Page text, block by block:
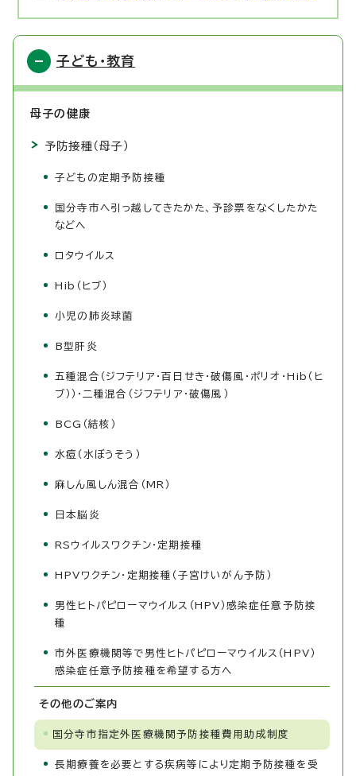
子ども・教育
母子の健康
予防接種（母子）
子どもの定期予防接種
国分寺市へ引っ越してきたかた、予診票をなくしたかた
などへ
ロタウイルス
Hib（ヒブ）
小児の肺炎球菌
B型肝炎
五種混合（ジフテリア・百日せき・破傷風・ポリオ・Hib（ヒ
ブ））・二種混合（ジフテリア・破傷風）
BCG（結核）
水痘（水ぼうそう）
麻しん風しん混合（MR）
日本脳炎
RSウイルスワクチン・定期接種
HPVワクチン・定期接種（子宮けいがん予防）
男性ヒトパピローマウイルス（HPV）感染症任意予防接
種
市外医療機関等で男性ヒトパピローマウイルス（HPV）
感染症任意予防接種を希望する方へ
その他のご案内
国分寺市指定外医療機関予防接種費用助成制度
長期療養を必要とする疾病等により定期予防接種を受